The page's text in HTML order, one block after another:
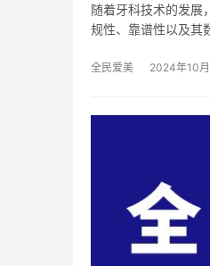
随着牙科技术的发展
规性、靠谱性以及其
全民爱美 2024年10月